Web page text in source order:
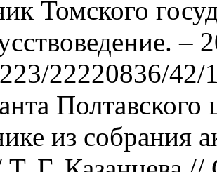
Томского
22220836/42/
из